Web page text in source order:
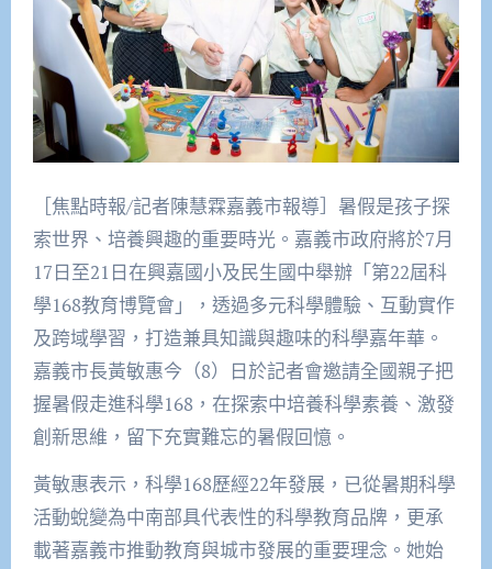
［焦點時報/記者陳慧霖嘉義市報導］暑假是孩子探
索世界、培養興趣的重要時光。嘉義市政府將於7月
17日至21日在興嘉國小及民生國中舉辦「第22屆科
學168教育博覽會」，透過多元科學體驗、互動實作
及跨域學習，打造兼具知識與趣味的科學嘉年華。
嘉義市長黃敏惠今（8）日於記者會邀請全國親子把
握暑假走進科學168，在探索中培養科學素養、激發
創新思維，留下充實難忘的暑假回憶。
黃敏惠表示，科學168歷經22年發展，已從暑期科學
活動蛻變為中南部具代表性的科學教育品牌，更承
載著嘉義市推動教育與城市發展的重要理念。她始